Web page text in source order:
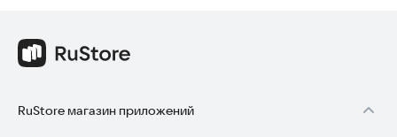
RuStore магазин приложений